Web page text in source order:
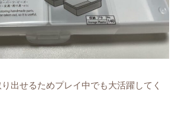
出せるためプレイ中でも大活躍してく